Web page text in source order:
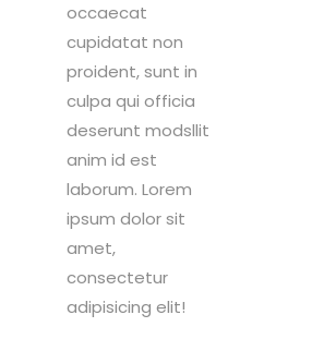
occaecat
cupidatat non
proident, sunt in
culpa qui officia
deserunt modsllit
anim id est
laborum. Lorem
ipsum dolor sit
amet,
consectetur
adipisicing elit!